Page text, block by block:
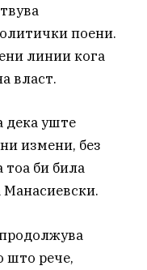
поени.
линии кога
власт.
дека уште
измени, без
тоа би била
Манасиевски.
што рече,